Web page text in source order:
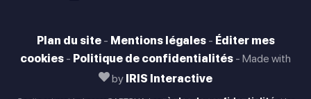
Plan du site - Mentions légales - Éditer mes
cookies - Politique de confidentialités - Made with
by IRIS Interactive